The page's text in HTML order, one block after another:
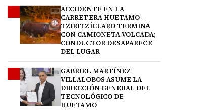
ACCIDENTE EN LA
CARRETERA HUETAMO–
TZIRITZÍCUARO TERMINA
CON CAMIONETA VOLCADA;
CONDUCTOR DESAPARECE
DEL LUGAR
GABRIEL MARTÍNEZ
VILLALOBOS ASUME LA
DIRECCIÓN GENERAL DEL
TECNOLÓGICO DE
HUETAMO